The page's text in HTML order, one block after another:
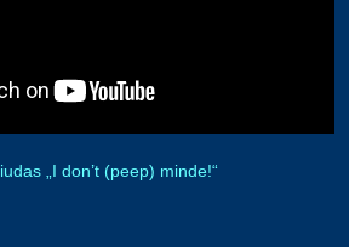
„I don’t (peep) minde!“